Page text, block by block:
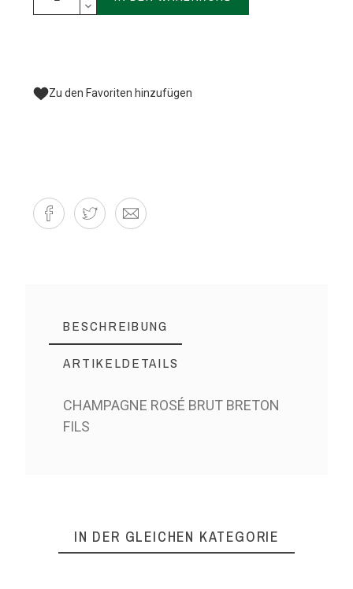
Zu den Favoriten hinzufügen
BESCHREIBUNG
ARTIKELDETAILS
CHAMPAGNE ROSÉ BRUT BRETON
FILS
IN DER GLEICHEN KATEGORIE